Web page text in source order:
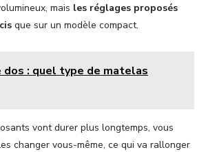
mais les réglages proposés
que sur un modèle compact.
dos : quel type de matelas
vont durer plus longtemps, vous
changer vous-même, ce qui va rallonger